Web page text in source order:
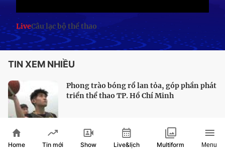
LiveCâu lạc bộ thể thao
TIN XEM NHIỀU
Phong trào bóng rổ lan tỏa, góp phần phát
triển thể thao TP. Hồ Chí Minh
Home Tin mới Show Live&lịch Multiform Menu